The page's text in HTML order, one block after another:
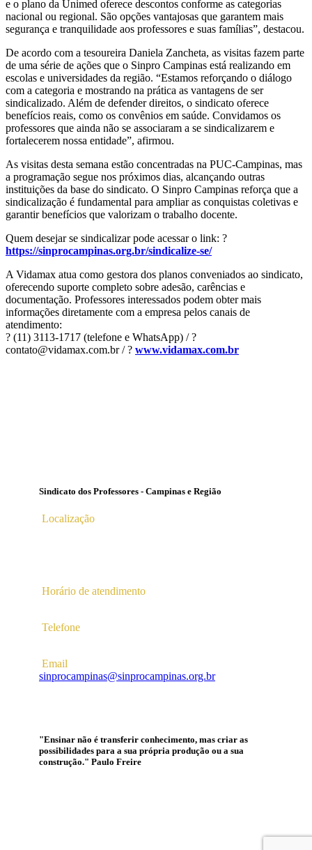
e o plano da Unimed oferece descontos conforme as categorias
nacional ou regional. São opções vantajosas que garantem mais
segurança e tranquilidade aos professores e suas famílias”, destacou.
De acordo com a tesoureira Daniela Zancheta, as visitas fazem parte
de uma série de ações que o Sinpro Campinas está realizando em
escolas e universidades da região. “Estamos reforçando o diálogo
com a categoria e mostrando na prática as vantagens de ser
sindicalizado. Além de defender direitos, o sindicato oferece
benefícios reais, como os convênios em saúde. Convidamos os
professores que ainda não se associaram a se sindicalizarem e
fortalecerem nossa entidade”, afirmou.
As visitas desta semana estão concentradas na PUC-Campinas, mas
a programação segue nos próximos dias, alcançando outras
instituições da base do sindicato. O Sinpro Campinas reforça que a
sindicalização é fundamental para ampliar as conquistas coletivas e
garantir benefícios que valorizam o trabalho docente.
Quem desejar se sindicalizar pode acessar o link: ?
https://sinprocampinas.org.br/sindicalize-se/
A Vidamax atua como gestora dos planos conveniados ao sindicato,
oferecendo suporte completo sobre adesão, carências e
documentação. Professores interessados podem obter mais
informações diretamente com a empresa pelos canais de
atendimento:
? (11) 3113-1717 (telefone e WhatsApp) / ?
contato@vidamax.com.br / ? www.vidamax.com.br
Sindicato dos Professores - Campinas e Região
Localização
Horário de atendimento
Telefone
Email
sinprocampinas@sinprocampinas.org.br
"Ensinar não é transferir conhecimento, mas criar as
possibilidades para a sua própria produção ou a sua
construção." Paulo Freire